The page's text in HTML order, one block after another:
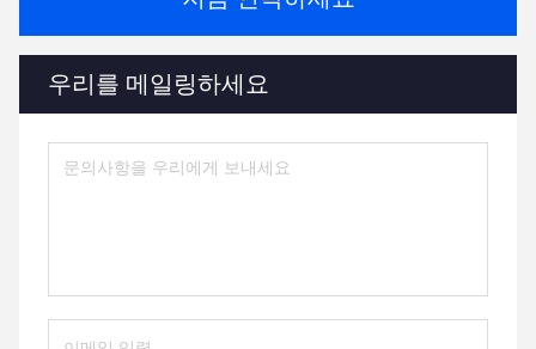
우리를 메일링하세요